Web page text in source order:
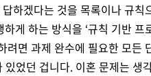
하겠다는 것을 목록이나 규
게 하는 방식을 ‘규칙 기반 프
려면 과제 완수에 필요한 모든
었던 겁니다. 이혼 문제는 생